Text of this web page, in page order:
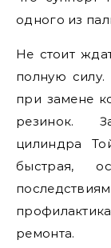
одного из
Не стоит
полную
при замене
резинок.
цилиндра
быстрая,
ремонта.